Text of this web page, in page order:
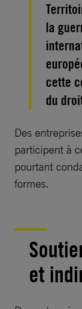
la
cette
du
Des
participent à
pourtant
formes.
et